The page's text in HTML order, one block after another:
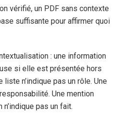
vérifié, un PDF sans contexte
suffisante pour affirmer quoi
: une information
si elle est présentée hors
liste n’indique pas un rôle. Une
Une mention
pas un fait.